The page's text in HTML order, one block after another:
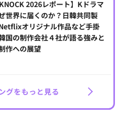
KNOCK 2026レポート】Kドラマ
世界に届くのか？日韓共同製
オリジナル作品など手掛
国の制作会社４社が語る強みと
作への展望
グをもっと見る